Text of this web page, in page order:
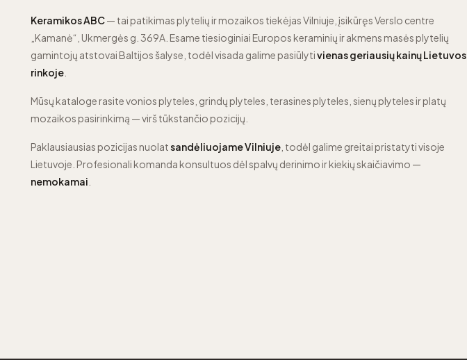
Keramikos ABC— tai patikimas plytelių ir mozaikos tiekėjas Vilniuje, įsikūręs Verslo centre
„Kamanė“, Ukmergės g. 369A. Esame tiesioginiai Europos keraminių ir akmens masės plytelių
gamintojų atstovai Baltijos šalyse, todėl visada galime pasiūlytivienas geriausių kainų Lietuvos
rinkoje
Mūsų kataloge rasite vonios plyteles, grindų plyteles, terasines plyteles, sienų plyteles ir platų
mozaikos pasirinkimą — virš tūkstančio pozicijų.
Paklausiausias pozicijas nuolatsandėliuojame Vilniuje , todėl galime greitai pristatyti visoje
Lietuvoje. Profesionali komanda konsultuos dėl spalvų derinimo ir kiekių skaičiavimo —
nemokamai